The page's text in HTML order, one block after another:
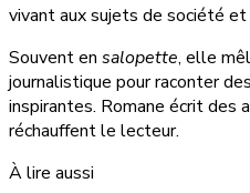
vivant aux sujets de société
Souvent en salopette, elle
journalistique pour raconter
inspirantes. Romane écrit des
réchauffent le lecteur.
À lire aussi